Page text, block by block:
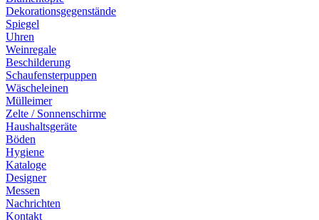
Dekorationsgegenstände
Spiegel
Uhren
Weinregale
Beschilderung
Schaufensterpuppen
Wäscheleinen
Mülleimer
Zelte / Sonnenschirme
Haushaltsgeräte
Böden
Hygiene
Kataloge
Designer
Messen
Nachrichten
Kontakt